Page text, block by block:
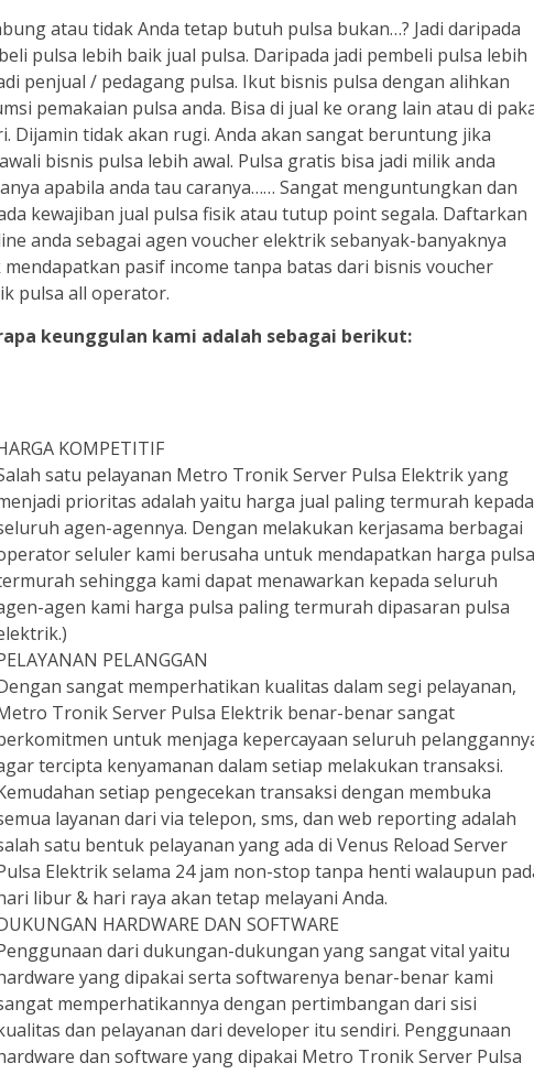
atau tidak Anda tetap butuh pulsa bukan…? Jadi daripada
pulsa lebih baik jual pulsa. Daripada jadi pembeli pulsa lebih
penjual / pedagang pulsa. Ikut bisnis pulsa dengan alihkan
pemakaian pulsa anda. Bisa di jual ke orang lain atau di
Dijamin tidak akan rugi. Anda akan sangat beruntung jika
bisnis pulsa lebih awal. Pulsa gratis bisa jadi milik anda
apabila anda tau caranya…… Sangat menguntungkan dan
kewajiban jual pulsa fisik atau tutup point segala. Daftarkan
anda sebagai agen voucher elektrik sebanyak-banyaknya
pasif income tanpa batas dari bisnis voucher
pulsa all operator.
keunggulan kami adalah sebagai berikut:
KOMPETITIF
satu pelayanan Metro Tronik Server Pulsa Elektrik yang
prioritas adalah yaitu harga jual paling termurah kepada
agen-agennya. Dengan melakukan kerjasama berbagai
seluler kami berusaha untuk mendapatkan harga pulsa
sehingga kami dapat menawarkan kepada seluruh
agen kami harga pulsa paling termurah dipasaran pulsa
PELANGGAN
sangat memperhatikan kualitas dalam segi pelayanan,
Tronik Server Pulsa Elektrik benar-benar sangat
untuk menjaga kepercayaan seluruh
tercipta kenyamanan dalam setiap melakukan transaksi.
setiap pengecekan transaksi dengan membuka
layanan dari via telepon, sms, dan web reporting adalah
satu bentuk pelayanan yang ada di Venus Reload Server
Elektrik selama 24 jam non-stop tanpa henti walaupun
libur & hari raya akan tetap melayani Anda.
HARDWARE DAN SOFTWARE
dari dukungan-dukungan yang sangat vital yaitu
yang dipakai serta softwarenya benar-benar kami
memperhatikannya dengan pertimbangan dari sisi
dan pelayanan dari developer itu sendiri. Penggunaan
dan software yang dipakai Metro Tronik Server Pulsa